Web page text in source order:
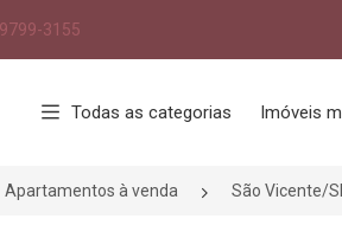
3155
Todas as categorias Imóveis
Apartamentos à venda São Vicente/